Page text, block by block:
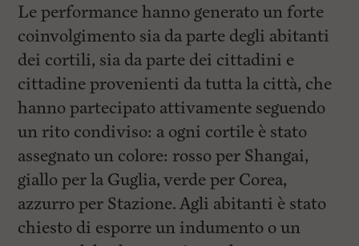
Le performance hanno generato un forte
coinvolgimento sia da parte degli abitanti
dei cortili, sia da parte dei cittadini e
cittadine provenienti da tutta la città, che
hanno partecipato attivamente seguendo
un rito condiviso: a ogni cortile è stato
assegnato un colore: rosso per Shangai,
giallo per la Guglia, verde per Corea,
azzurro per Stazione. Agli abitanti è stato
chiesto di esporre un indumento o un